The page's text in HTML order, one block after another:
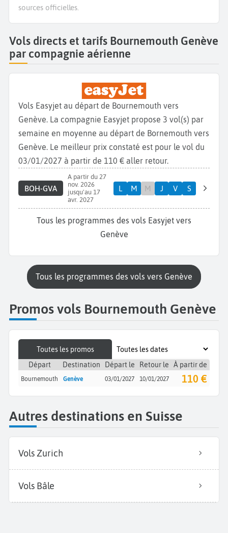
sources officielles.
Vols directs et tarifs Bournemouth Genève
par compagnie aérienne
Vols Easyjet au départ de Bournemouth vers
Genève. La compagnie Easyjet propose 3 vol(s) par
semaine en moyenne au départ de Bornemouth vers
Genève. Le meilleur prix constaté est pour le vol du
03/01/2027 à partir de 110 € aller retour.
BOH-GVA
A partir du 27
nov. 2026
jusqu'au 17
avr. 2027
L M M J V S
Tous les programmes des vols Easyjet vers
Genève
Tous les programmes des vols vers Genève
Promos vols Bournemouth Genève
Toutes les promos
Départ
Destination Départ le Retour le À partir de
Bournemouth Genève 03/01/2027 10/01/2027 110 €
Autres destinations en Suisse
Vols Zurich
Vols Bâle